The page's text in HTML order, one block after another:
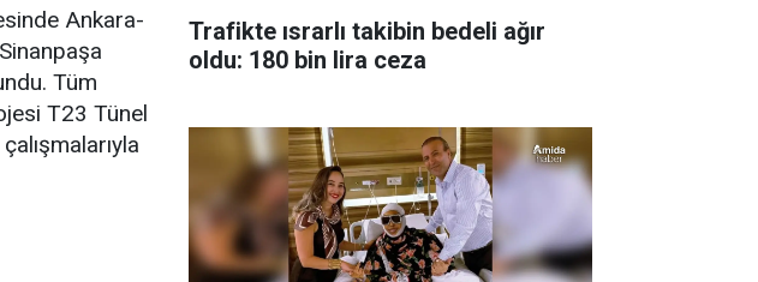
Ankara-
Tüm
T23 Tünel
Trafikte ısrarlı takibin bedeli ağır
oldu: 180 bin lira ceza